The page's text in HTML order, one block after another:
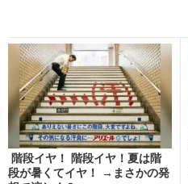
階段イヤ！ 階段イヤ！夏は階
段が暑くてイヤ！ →まさかの発